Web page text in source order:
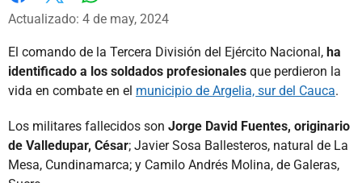
Facebook
X
Actualizado: 4 de may, 2024
El comando de la Tercera División del Ejército Nacional, ha
identificado a los soldados profesionales que perdieron la
vida en combate en el municipio de Argelia, sur del Cauca.
Los militares fallecidos son Jorge David Fuentes, originario
de Valledupar, César; Javier Sosa Ballesteros, natural de La
Mesa, Cundinamarca; y Camilo Andrés Molina, de Galeras,